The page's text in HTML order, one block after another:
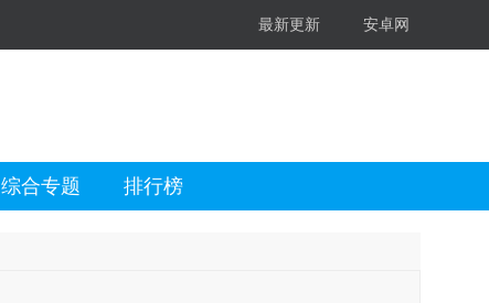
最新更新 安卓网
综合专题 排行榜